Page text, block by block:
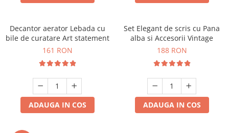
Decantor aerator Lebada cu
bile de curatare Art statement
161 RON
ADAUGA IN COS
Set Elegant de scris cu Pana
alba si Accesorii Vintage
188 RON
ADAUGA IN COS